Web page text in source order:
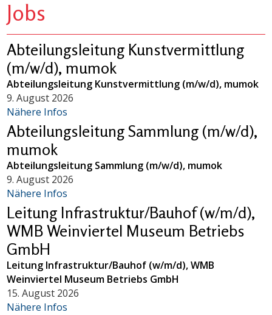
Jobs
Abteilungsleitung Kunstvermittlung
(m/w/d), mumok
Abteilungsleitung Kunstvermittlung (m/w/d), mumok
9. August 2026
Nähere Infos
Abteilungsleitung Sammlung (m/w/d),
mumok
Abteilungsleitung Sammlung (m/w/d), mumok
9. August 2026
Nähere Infos
Leitung Infrastruktur/Bauhof (w/m/d),
WMB Weinviertel Museum Betriebs
GmbH
Leitung Infrastruktur/Bauhof (w/m/d), WMB
Weinviertel Museum Betriebs GmbH
15. August 2026
Nähere Infos